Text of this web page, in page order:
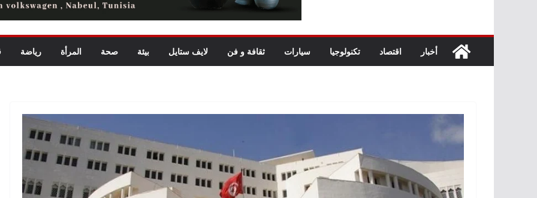
أخبار اقتصاد تكنولوجيا سيارات ثقافة و فن لايف ستايل بيئة صحة المرأة رياضة